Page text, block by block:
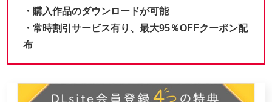
・購入作品のダウンロードが可能
・常時割引サービス有り、最大95％OFFクーポン配
布